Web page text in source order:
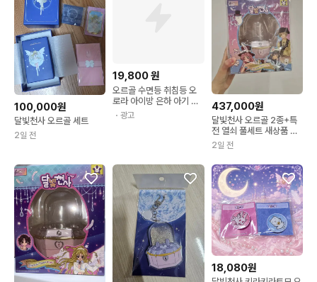
100,000원
달빛천사 오르골 세트
2일 전
19,800원
오르골 수면등 취침등 오
로라 아이방 은하 아기 어
린이, 취침오르골조명
・광고
437,000원
달빛천사 오르골 2종+특
전 열쇠 풀세트 새상품 판
매
2일 전
18,080원